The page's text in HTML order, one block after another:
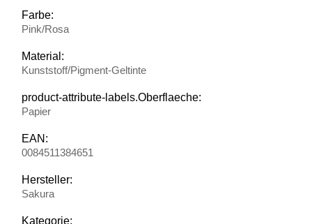
Farbe:
Pink/Rosa
Material:
Kunststoff/Pigment-Geltinte
product-attribute-labels.Oberflaeche:
Papier
EAN:
0084511384651
Hersteller:
Sakura
Kategorie: